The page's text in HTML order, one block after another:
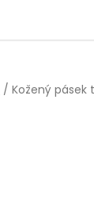
/ Kožený pásek